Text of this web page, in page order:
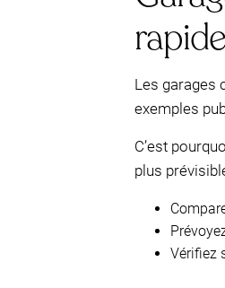
Les garages
exemples
C’est
plus
Vérifiez